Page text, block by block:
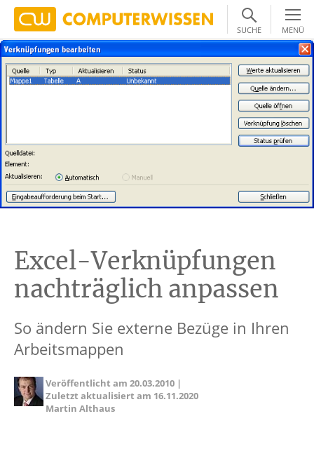
SUCHE MENÜ
Excel-Verknüpfungen
nachträglich anpassen
So ändern Sie externe Bezüge in Ihren
Arbeitsmappen
Veröffentlicht am20.03.2010 |
Zuletzt aktualisiert am 16.11.2020
Martin Althaus